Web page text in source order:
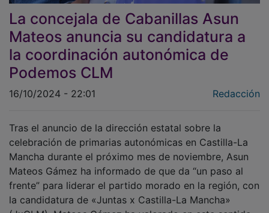
La concejala de Cabanillas Asun
Mateos anuncia su candidatura a
la coordinación autonómica de
Podemos CLM
celebración de primarias autonómicas en Castilla-La
Mancha durante el próximo mes de noviembre, Asun
Mateos Gámez ha informado de que da “un paso al
frente” para liderar el partido morado en la región, con
la candidatura de «Juntas x Castilla-La Mancha»
(JxCLM). Mateos Gámez ha valorado en este sentido